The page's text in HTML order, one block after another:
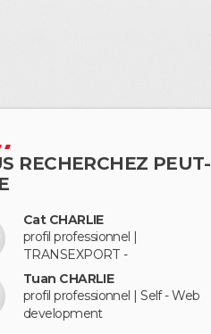
RECHERCHEZ PEUT-
Cat CHARLIE
profil professionnel |
TRANSEXPORT -
Tuan CHARLIE
profil professionnel | Self - Web
development